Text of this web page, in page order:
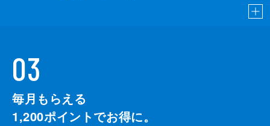
03
毎月もらえる
1,200ポイントでお得に。